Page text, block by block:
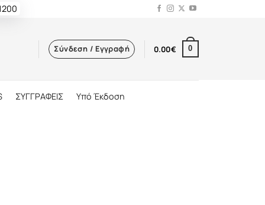
Σύνδεση / Εγγραφή 0.00€ 0
ΣΥΓΓΡΑΦΕΙΣ Υπό Έκδοση